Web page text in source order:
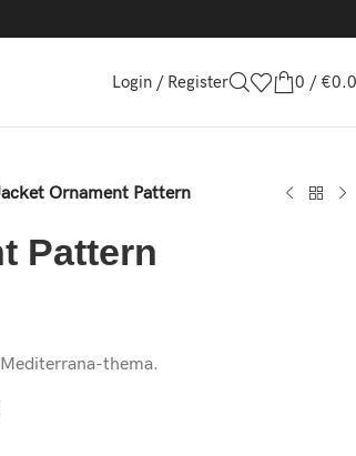
Login / Register 0 / €
Ornament Pattern
Pattern
thema.